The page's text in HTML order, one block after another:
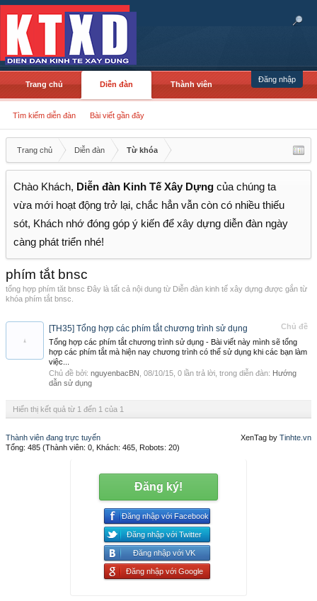
Đăng nhập
Trang chủ Diễn đàn
Tìm kiếm diễn đàn Bài viết gần đây
Thành viên
Trang chủ Diễn đàn Từ khóa
Chào Khách, Diễn đàn Kinh Tế Xây Dựng của chúng ta
vừa mới hoạt động trở lại, chắc hẳn vẫn còn có nhiều thiếu
sót, Khách nhớ đóng góp ý kiến để xây dựng diễn đàn ngày
càng phát triển nhé!
phím tắt bnsc
tổng hợp phím tăt bnsc Đây là tất cả nội dung từ Diễn đàn kinh tế xây dựng được gắn từ
khóa phím tắt bnsc.
Chủ đề
[TH35] Tổng hợp các phím tắt chương trình sử dụng
Tổng hợp các phím tắt chương trình sử dụng - Bài viết này mình sẽ tổng
hợp các phím tắt mà hiện nay chương trình có thể sử dụng khi các bạn làm
việc...
Chủ đề bởi: nguyenbacBN 08/10/15 , 0 lần trả lời, trong diễn đàn: Hướng
dẫn sử dụng
Hiển thị kết quả từ 1 đến 1 của 1
XenTag by Tinhte.vn
Thành viên đang trực tuyến
Tổng: 485 (Thành viên: 0, Khách: 465, Robots: 20)
Đăng ký!
Đăng nhập với Facebook
Đăng nhập với Twitter
Đăng nhập với VK
Đăng nhập với Google